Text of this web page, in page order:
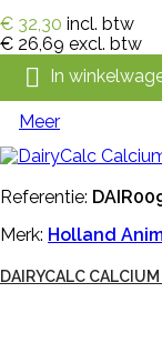
€ 32,30 incl. btw
€ 26,69 excl. btw
 In
Meer
Referentie:
Merk: Holland
DAIRYCALC